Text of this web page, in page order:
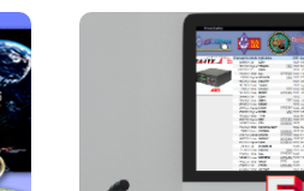
Conoce el nuevo
ahora con nuevos
compatible